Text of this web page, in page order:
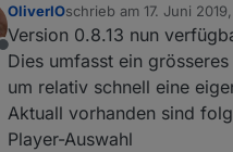
Offline
OliverIOschrieb am 17. Juni 2019,
zuletzt editiert von
Version 0.8.13 nun
Dies umfasst ein
um relativ schnell eine
Aktuall vorhanden sind
Player-Auswahl